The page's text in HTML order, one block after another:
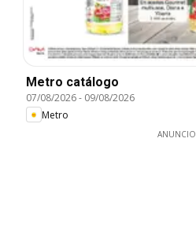
Metro catálogo
07/08/2026- 09/08/2026
Metro
ANUNCIO